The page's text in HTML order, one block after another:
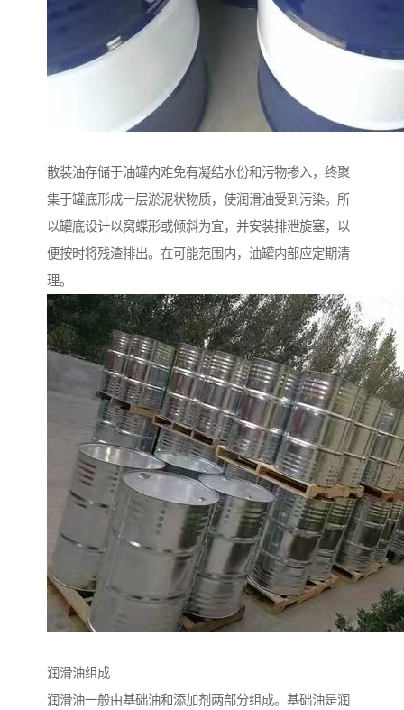
散装油存储于油罐内难免有凝结水份和污物掺入，终聚
集于罐底形成一层淤泥状物质，使润滑油受到污染。所
以罐底设计以窝蝶形或倾斜为宜，并安装排泄旋塞，以
便按时将残渣排出。在可能范围内，油罐内部应定期清
理。
润滑油组成
润滑油一般由基础油和添加剂两部分组成。基础油是润